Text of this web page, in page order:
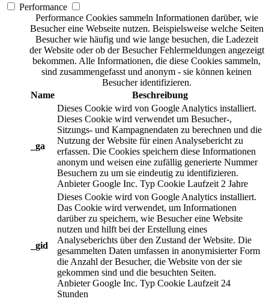
Performance
Performance Cookies sammeln Informationen darüber, wie
Besucher eine Webseite nutzen. Beispielsweise welche Seiten
Besucher wie häufig und wie lange besuchen, die Ladezeit
der Website oder ob der Besucher Fehlermeldungen angezeigt
bekommen. Alle Informationen, die diese Cookies sammeln,
sind zusammengefasst und anonym - sie können keinen
Besucher identifizieren.
Name
Beschreibung
_ga
Dieses Cookie wird von Google Analytics installiert.
Dieses Cookie wird verwendet um Besucher-,
Sitzungs- und Kampagnendaten zu berechnen und die
Nutzung der Website für einen Analysebericht zu
erfassen. Die Cookies speichern diese Informationen
anonym und weisen eine zufällig generierte Nummer
Besuchern zu um sie eindeutig zu identifizieren.
Anbieter Google Inc. Typ Cookie Laufzeit 2 Jahre
_gid
Dieses Cookie wird von Google Analytics installiert.
Das Cookie wird verwendet, um Informationen
darüber zu speichern, wie Besucher eine Website
nutzen und hilft bei der Erstellung eines
Analyseberichts über den Zustand der Website. Die
gesammelten Daten umfassen in anonymisierter Form
die Anzahl der Besucher, die Website von der sie
gekommen sind und die besuchten Seiten.
Anbieter Google Inc. Typ Cookie Laufzeit 24
Stunden